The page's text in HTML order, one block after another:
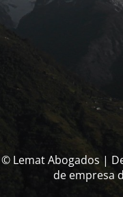
© Lemat Abogados |
de empresa